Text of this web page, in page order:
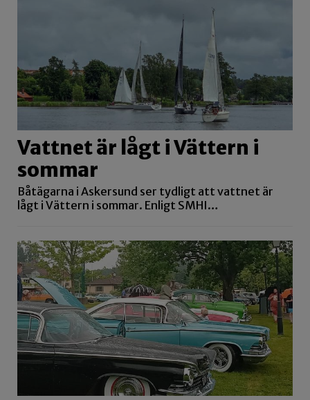
Vattnet är lågt i Vättern i
sommar
Båtägarna i Askersund ser tydligt att vattnet är
lågt i Vättern i sommar. Enligt SMHI…